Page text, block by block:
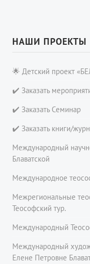
НАШИ ПРОЕКТЫ
🌟 Детский проект
✔️ Заказать
✔️ Заказать Семинар
✔️ Заказать книги/
Международный
Блаватской
Международное
Межрегиональные
Теософский тур.
Международный
Международный
Елене Петровне